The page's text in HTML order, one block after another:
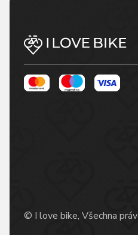
© I love bike, Všechna